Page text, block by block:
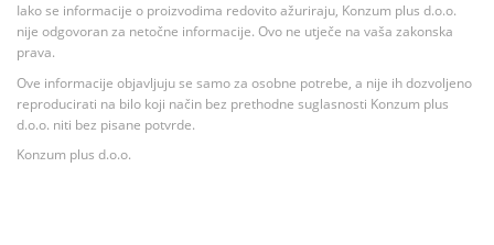
Iako se informacije o proizvodima redovito ažuriraju, Konzum plus d.o.o.
nije odgovoran za netočne informacije. Ovo ne utječe na vaša zakonska
prava.
Ove informacije objavljuju se samo za osobne potrebe, a nije ih dozvoljeno
reproducirati na bilo koji način bez prethodne suglasnosti Konzum plus
d.o.o. niti bez pisane potvrde.
Konzum plus d.o.o.